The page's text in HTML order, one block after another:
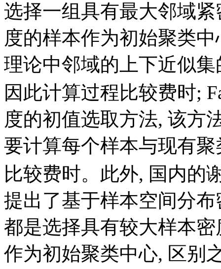
选择一组具有最大邻域
度的样本作为初始聚类
理论中邻域的上下近似
因此计算过程比较费时;
度的初值选取方法, 该方
要计算每个样本与现有
比较费时。此外, 国内的
提出了基于样本空间分
都是选择具有较大样本
作为初始聚类中心, 区别